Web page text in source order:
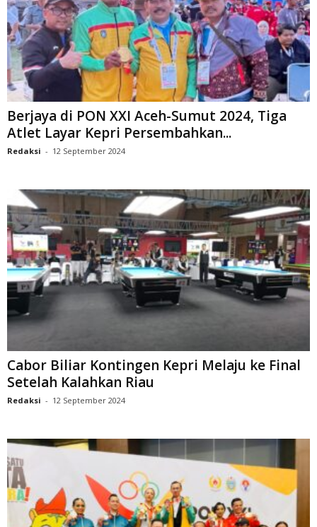
Berjaya di PON XXI Aceh-Sumut 2024, Tiga
Atlet Layar Kepri Persembahkan...
Redaksi - 12 September 2024
Cabor Biliar Kontingen Kepri Melaju ke Final
Setelah Kalahkan Riau
Redaksi - 12 September 2024